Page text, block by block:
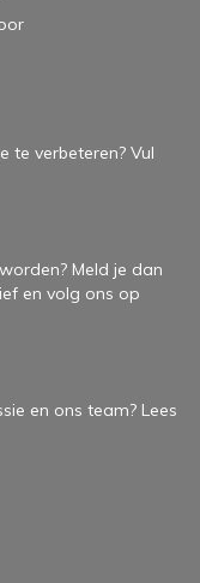
te verbeteren? Vul
Meld je dan
en volg ons op
en ons team? Lees